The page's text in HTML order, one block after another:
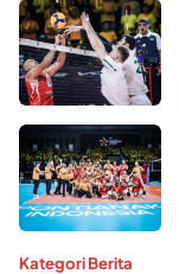
Kategori Berita